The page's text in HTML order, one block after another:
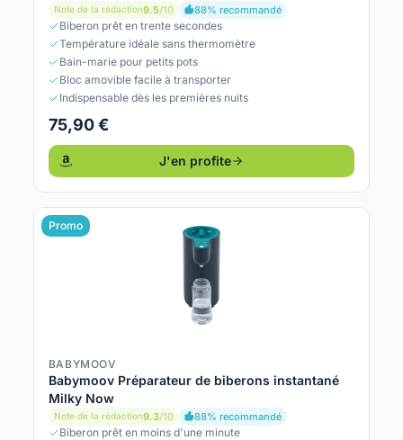
Note de la rédaction9.5/10 88% recommandé
Biberon prêt en trente secondes
Température idéale sans thermomètre
Bain-marie pour petits pots
Bloc amovible facile à transporter
Indispensable dès les premières nuits
75,90 €
J'en profite
Promo
BABYMOOV
Babymoov Préparateur de biberons instantané
Milky Now
Note de la rédaction9.3/10 88% recommandé
Biberon prêt en moins d'une minute